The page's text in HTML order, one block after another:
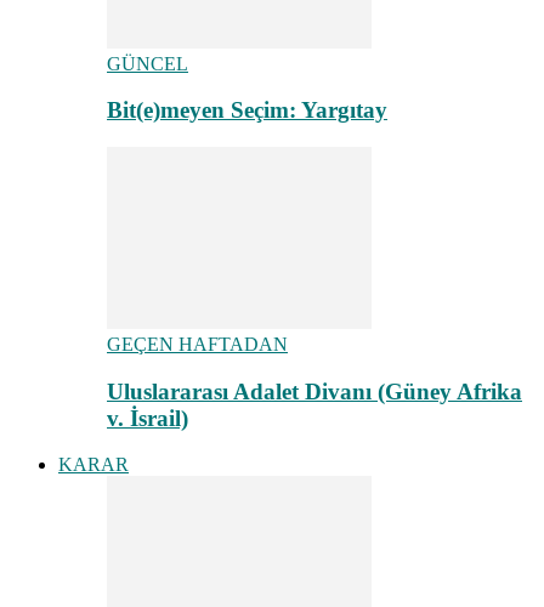
GÜNCEL
Bit(e)meyen Seçim: Yargıtay
GEÇEN HAFTADAN
Uluslararası Adalet Divanı (Güney Afrika
v. İsrail)
KARAR